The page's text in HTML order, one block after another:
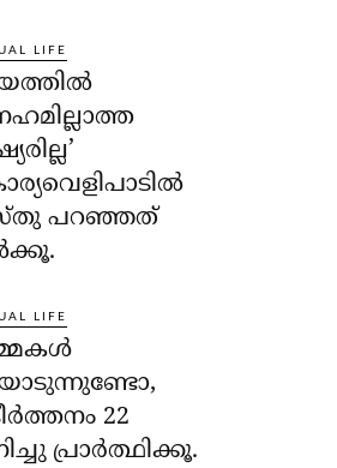
LIFE
പറഞ്ഞത്
LIFE
22
പ്രാര്‍ത്ഥിക്കൂ.